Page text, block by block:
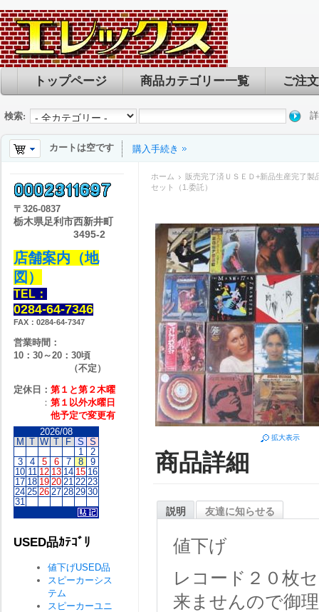
トップページ 商品カテゴリー一覧 ご注
検索:
カートは空です 購入手続き
ホーム
販売完了済ＵＳＥＤ+新品生産完了製
セット（1.委託）
拡大表示
商品詳細
説明 友達に知らせる
値下げ
レコード２０枚
来ませんので御
〒 326-0837
栃木県足利市西新井町
3495-2
店舗案内（地
図）
TEL：
0284-64-7346
FAX：0284-64-7347
営業時間：
10：30～20：30頃
（不定）
定休日： 第１と第２木曜
： 第１以外水曜日
他予定で変更有
2026/08
M T W T F S S
1
2
3
4 5 6 7 8
9
10 11 12 13 14 15 16
17 18 19 20 21 22 23
24 25 26 27 28 29 30
31
USED品ｶﾃｺﾞﾘ
値下げUSED品
スピーカーシス
テム
スピーカーユニ